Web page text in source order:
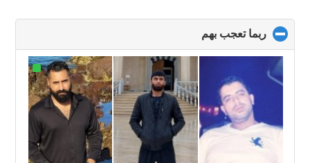
ربما تعجب بهم
to
collapse
contents